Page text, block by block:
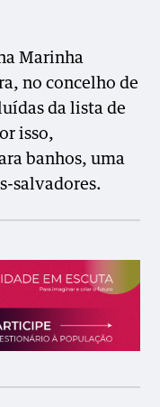
Marinha
no concelho de
da lista de
isso,
banhos, uma
salvadores.